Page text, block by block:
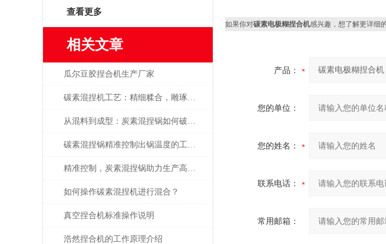
查看更多
相关文章
瓜尔豆胶捏合机生产厂家
碳素混捏机工艺：精细糅合，雕琢碳素精品
从混料到成型：炭素混捏锅如何破解物料均匀性难题？
碳素混捏锅精准控制出锅温度的工艺秘诀
精准控制，炭素混捏锅助力生产高质量产品
如何操作碳素混捏机进行混合？
真空捏合机标准操作说明
浩然捏合机的工作原理介绍
如果你对碳素电极糊捏合机感兴趣，想了解更详细
产品：
您的单位：
您的姓名：
联系电话：
常用邮箱：